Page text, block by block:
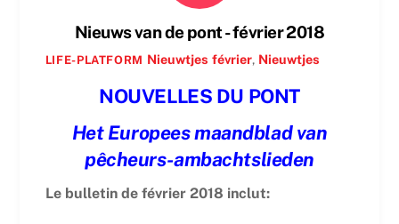
Nieuws van de pont - février 2018
LIFE-PLATFORM Nieuwtjes février, Nieuwtjes
NOUVELLES DU PONT
Het Europees maandblad van
pêcheurs-ambachtslieden
Le bulletin de février 2018 inclut: